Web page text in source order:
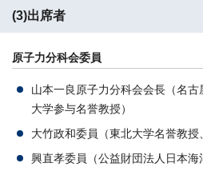
(3)出席者
原子力分科会委員
山本一良原子力分科会会長（名
大学参与名誉教授）
大竹政和委員（東北大学名誉教授
興直孝委員（公益財団法人日本海